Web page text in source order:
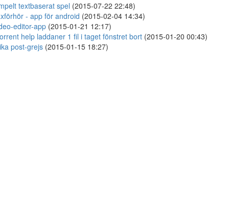
textbaserat spel (2015-07-22 22:48)
- app för android (2015-02-04 14:34)
editor-app (2015-01-21 12:17)
help laddaner 1 fil i taget fönstret bort (2015-01-20 00:43)
post-grejs (2015-01-15 18:27)